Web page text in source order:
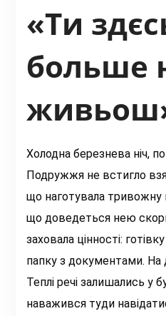
«Ти
больше
Холодна березнева ніч,
Подружжя не встигло
що наготувала тривожну
що доведеться нею
заховала цінності:
папку з документами. На
Теплі речі залишались у
наважився туди